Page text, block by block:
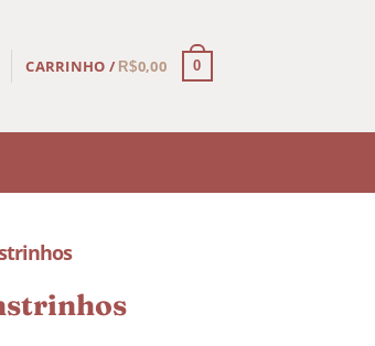
CARRINHO / R$0,00 0